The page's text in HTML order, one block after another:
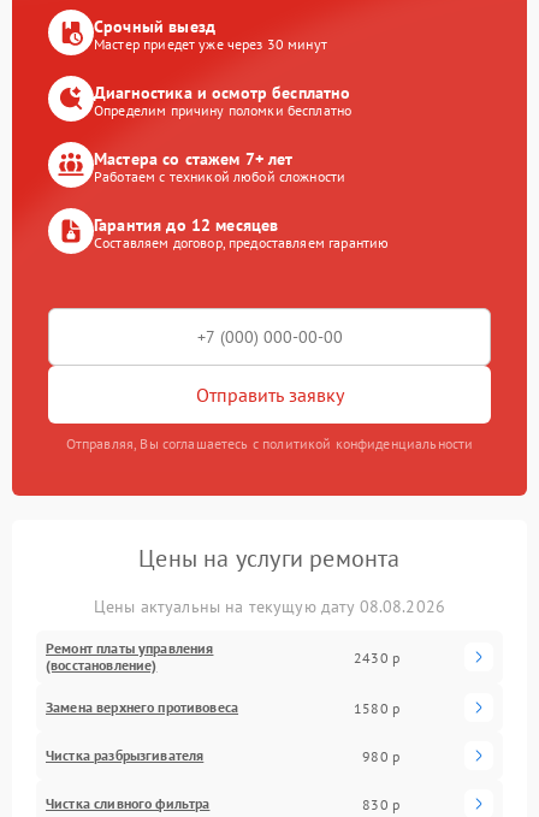
Срочный выезд
Мастер приедет уже через 30 минут
Диагностика и осмотр бесплатно
Определим причину поломки бесплатно
Мастера со стажем 7+ лет
Работаем с техникой любой сложности
Гарантия до 12 месяцев
Составляем договор, предоставляем гарантию
Отправить заявку
Отправляя, Вы соглашаетесь с политикой конфиденциальности
Цены на услуги ремонта
Цены актуальны на текущую дату 08.08.2026
Ремонт платы управления
(восстановление)
2430 р
Замена верхнего противовеса 1580 р
Чистка разбрызгивателя 980 р
Чистка сливного фильтра 830 р